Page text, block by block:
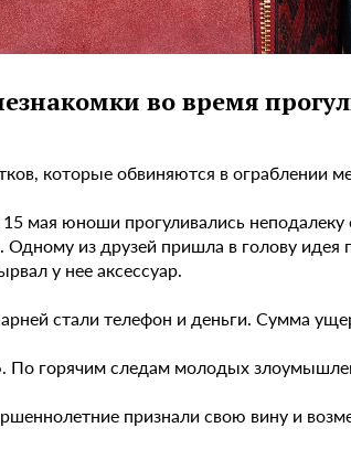
во время
которые обвиняются в ограблении
мая юноши прогуливались
из друзей пришла в голову идея
у нее аксессуар.
стали телефон и деньги. Сумма
горячим следам молодых
признали свою вину и